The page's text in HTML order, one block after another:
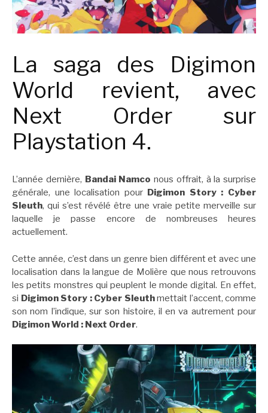
La saga des Digimon
World revient, avec
Next Order sur
Playstation 4.
L’année dernière, Bandai Namco nous offrait, à la surprise
générale, une localisation pour Digimon Story : Cyber
Sleuth, qui s’est révélé être une vraie petite merveille sur
laquelle je passe encore de nombreuses heures
actuellement.
Cette année, c’est dans un genre bien différent et avec une
localisation dans la langue de Molière que nous retrouvons
les petits monstres qui peuplent le monde digital. En effet,
si Digimon Story : Cyber Sleuthmettait l’accent, comme
son nom l’indique, sur son histoire, il en va autrement pour
Digimon World : Next Order.